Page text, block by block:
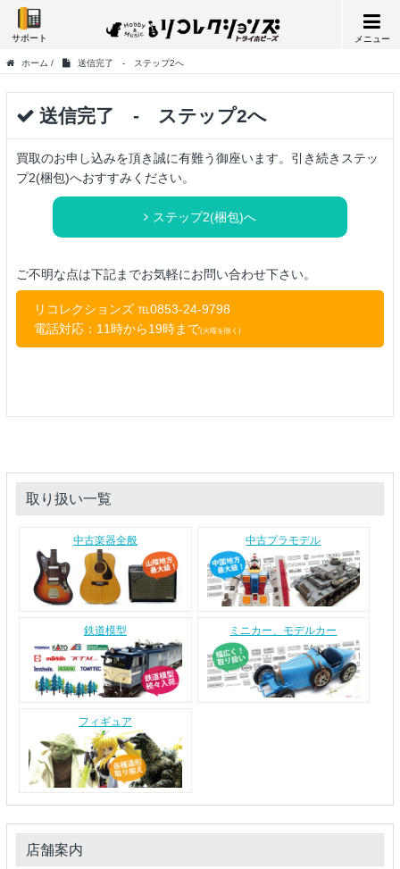
サポート メニュー
ホーム / 送信完了 - ステップ2へ
送信完了 - ステップ2へ
買取のお申し込みを頂き誠に有難う御座います。引き続きステッ
プ2(梱包)へおすすみください。
ステップ2(梱包)へ
ご不明な点は下記までお気軽にお問い合わせ下さい。
リコレクションズ ℡0853-24-9798
電話対応：11時から19時まで(火曜を除く)
取り扱い一覧
中古楽器全般 中古プラモデル
鉄道模型 ミニカー、モデルカー
フィギュア
店舗案内